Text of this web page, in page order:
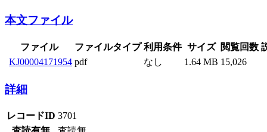
本文ファイル
ファイル ファイルタイプ 利用条件 サイズ 閲覧回数
KJ00004171954 pdf なし 1.64 MB 15,026
詳細
レコードID 3701